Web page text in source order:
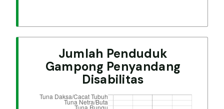
Jumlah Penduduk
Gampong Penyandang
Disabilitas